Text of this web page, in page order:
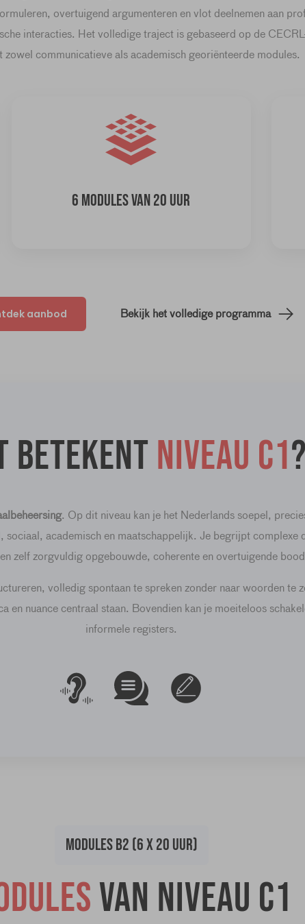
overtuigend argumenteren en vlot deelnemen aan
interacties. Het volledige traject is gebaseerd op de
zowel communicatieve als academisch georiënteerde modules.
6 MODULES VAN 20 UUR
aanbod Bekijk het volledige programma
betekent niveau C1?
. Op dit niveau kan je het Nederlands soepel,
sociaal, academisch en maatschappelijk. Je begrijpt complexe
zelf zorgvuldig opgebouwde, coherente en overtuigende
volledig spontaan te spreken zonder naar woorden te
en nuance centraal staan. Bovendien kan je moeiteloos
informele registers.
MODULES B2 (6 X 20 UUR)
van niveau C1